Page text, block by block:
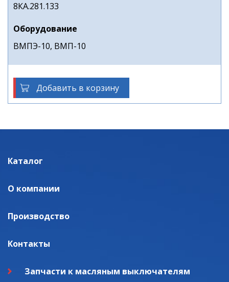
8КА.281.133
Оборудование
ВМПЭ-10, ВМП-10
Добавить в корзину
Каталог
О компании
Производство
Контакты
Запчасти к масляным выключателям